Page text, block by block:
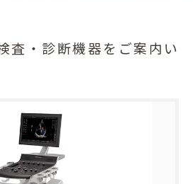
査・診断機器をご案内い